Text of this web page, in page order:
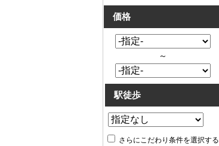
価格
～
駅徒歩
さらにこだわり条件を選択する